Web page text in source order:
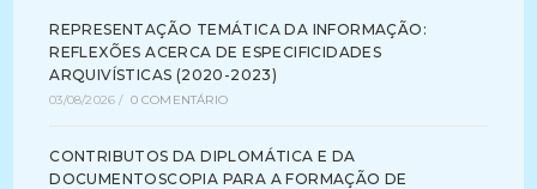
REPRESENTAÇÃO TEMÁTICA DA INFORMAÇÃO:
REFLEXÕES ACERCA DE ESPECIFICIDADES
ARQUIVÍSTICAS (2020-2023)
03/08/2026 / 0 COMENTÁRIO
CONTRIBUTOS DA DIPLOMÁTICA E DA
DOCUMENTOSCOPIA PARA A FORMAÇÃO DE